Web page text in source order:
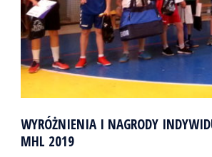
WYRÓŻNIENIA I NAGRODY
MHL 2019